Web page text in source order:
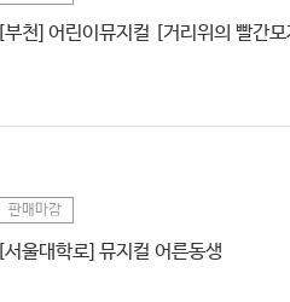
[부천] 어린이뮤지컬 [거리위의 빨간
판매마감
[서울대학로] 뮤지컬 어른동생